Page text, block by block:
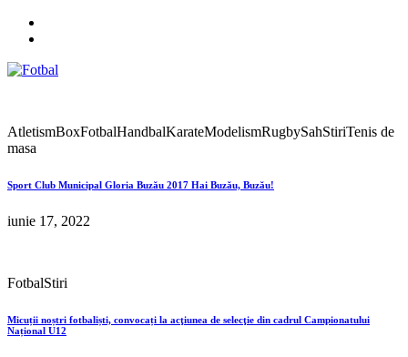
AtletismBoxFotbalHandbalKarateModelismRugbySahStiriTenis de
masa
Sport Club Municipal Gloria Buzău 2017 Hai Buzău, Buzău!
iunie 17, 2022
FotbalStiri
Micuții noștri fotbaliști, convocați la acţiunea de selecţie din cadrul Campionatului
Național U12